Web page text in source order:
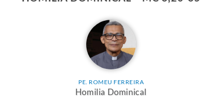
PE. ROMEU FERREIRA
Homilia Dominical